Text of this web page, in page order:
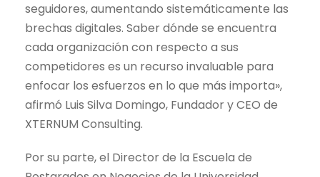
seguidores, aumentando sistemáticamente las
brechas digitales. Saber dónde se encuentra
cada organización con respecto a sus
competidores es un recurso invaluable para
enfocar los esfuerzos en lo que más importa»,
afirmó Luis Silva Domingo, Fundador y CEO de
XTERNUM Consulting.
Por su parte, el Director de la Escuela de